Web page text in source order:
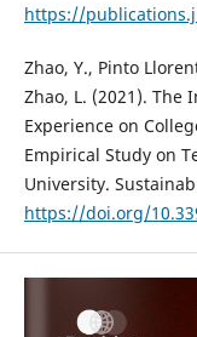
https://
Zhao, Y., Pinto
Zhao, L. (2021). The
Experience on
Empirical Study on
University.
https://doi.org/